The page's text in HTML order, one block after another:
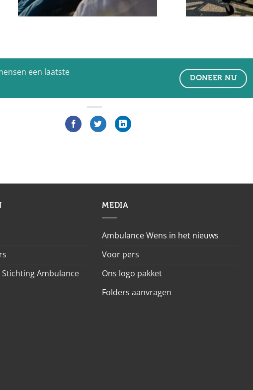
een laatste
DONEER NU
Ambulance
MEDIA
Ambulance Wens in het nieuws
Voor pers
Ons logo pakket
Folders aanvragen